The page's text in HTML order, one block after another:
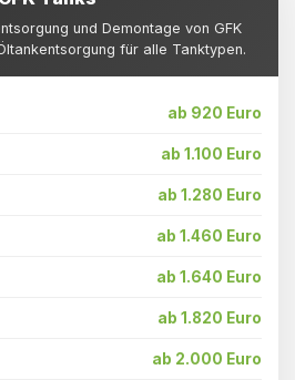
und Demontage von GFK
für alle Tanktypen.
ab 920 Euro
ab 1.100 Euro
ab 1.280 Euro
ab 1.460 Euro
ab 1.640 Euro
ab 1.820 Euro
ab 2.000 Euro